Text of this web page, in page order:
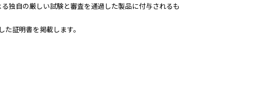
独自の厳しい試験と審査を通過した製品に付与されるも
証明書を掲載します。